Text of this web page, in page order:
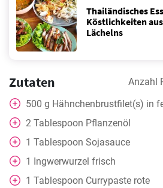
Thailändisches
Köstlichkeiten
Lächelns
Zutaten Anzahl
500 g Hähnchenbrustfilet(s) in
2 Tablespoon Pflanzenöl
1 Tablespoon Sojasauce
1 Ingwerwurzel frisch
1 Tablespoon Currypaste rote